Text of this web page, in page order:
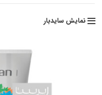
نمایش سایدبار